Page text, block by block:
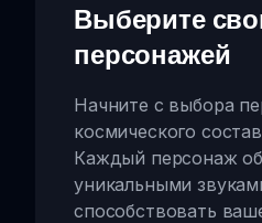
Выберите
персонажей
Начните с выбора
космического
Каждый персонаж
уникальными
способствовать